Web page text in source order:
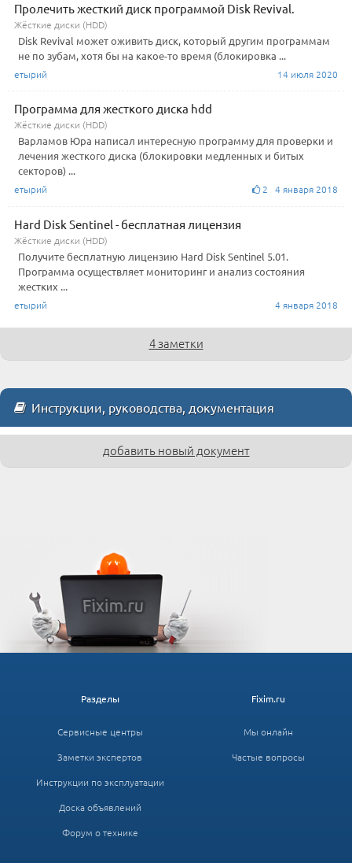
Пролечить жесткий диск программой Disk Revival.
Жёсткие диски (HDD)
Disk Revival может оживить диск, который другим программам
не по зубам, хотя бы на какое-то время (блокировка ...
етырий 14 июля 2020
Программа для жесткого диска hdd
Жёсткие диски (HDD)
Варламов Юра написал интересную программу для проверки и
лечения жесткого диска (блокировки медленных и битых
секторов) ...
етырий 2 4 января 2018
Hard Disk Sentinel - бесплатная лицензия
Жёсткие диски (HDD)
Получите бесплатную лицензию Hard Disk Sentinel 5.01.
Программа осуществляет мониторинг и анализ состояния
жестких ...
етырий 4 января 2018
4 заметки
Инструкции, руководства, документация
добавить новый документ
Fixim.ru
Мы онлайн
Частые вопросы
Разделы
Сервисные центры
Заметки экспертов
Инструкции по эксплуатации
Доска объявлений
Форум о технике